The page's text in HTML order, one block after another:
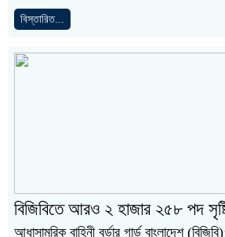
বিস্তারিত...
বিজিবিতে আরও ২ হাজার ২৫৮ পদ
আধাসামরিক বাহিনী বর্ডার গার্ড বাংলাদেশ